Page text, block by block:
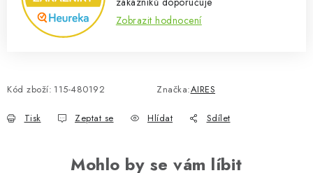
Zobrazit hodnocení
Kód zboží: 115-480192 Značka:AIRES
Tisk Zeptat se Hlídat Sdílet
Mohlo by se vám líbit